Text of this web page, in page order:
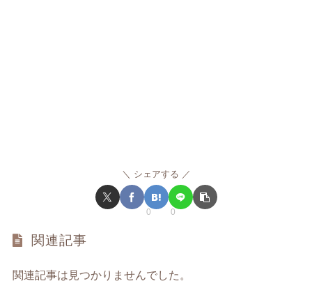
シェアする
0 0
関連記事
関連記事は見つかりませんでした。